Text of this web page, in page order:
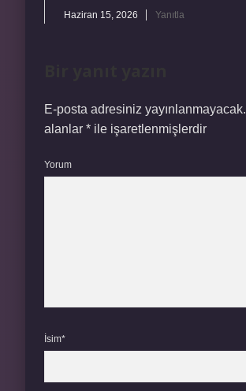
Haziran 15, 2026 Yanıtla
E-posta adresiniz yayınlanmayacak.
alanlar * ile işaretlenmişlerdir
Yorum
İsim*